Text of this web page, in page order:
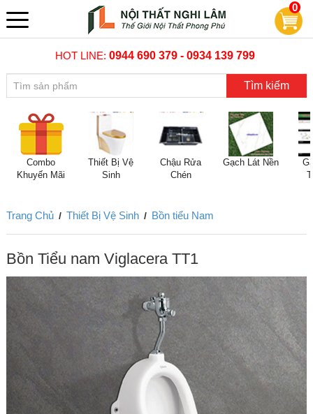
0
HOT LINE:0944 690 379 - 0934 139 799
Tìm kiếm
Combo
Khuyến Mãi
Thiết Bị Vệ
Sinh
Chậu Rửa
Chén
Gạch Lát Nền
Trang Chủ / Thiết Bị Vệ Sinh / Bồn tiểu Nam
Bồn Tiểu nam Viglacera TT1